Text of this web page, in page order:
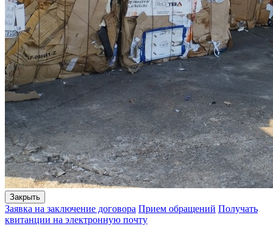
Закрыть
Заявка на заключение договора Прием обращений Получать
квитанции на электронную почту